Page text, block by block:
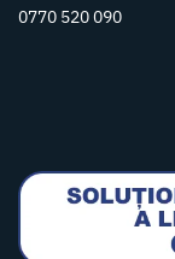
0770 520 090